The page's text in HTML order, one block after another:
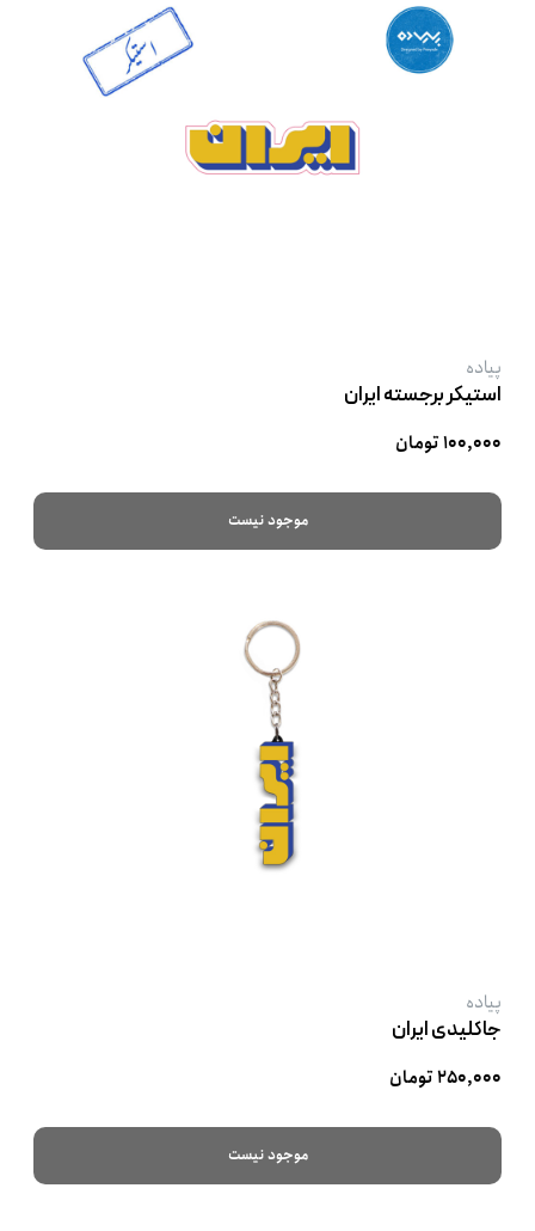
پیاده
استیکر برجسته ایران
۱۰۰,۰۰۰ تومان
موجود نیست
پیاده
جاکلیدی ایران
۲۵۰,۰۰۰ تومان
موجود نیست